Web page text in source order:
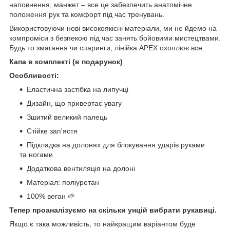
наповнення, манжет – все це забезпечить анатомічне
положення рук та комфорт під час тренувань.
Використовуючи нові високоякісні матеріали, ми не йдемо на
компроміси з безпекою під час занять бойовими мистецтвами.
Будь то змагання чи спаринги, лінійка APEX охоплює все.
Капа в комплекті (в подарунок)
Особливості:
Еластична застібка на липучці
Дизайн, що привертає увагу
Зшитий великий палець
Стійке зап'ястя
Підкладка на долонях для блокування ударів руками
та ногами
Додаткова вентиляція на долоні
Матеріал: поліуретан
100% веган 🌱
Тепер проаналізуємо на скільки унцій вибрати рукавиці.
Якщо є така можливість, то найкращим варіантом буде